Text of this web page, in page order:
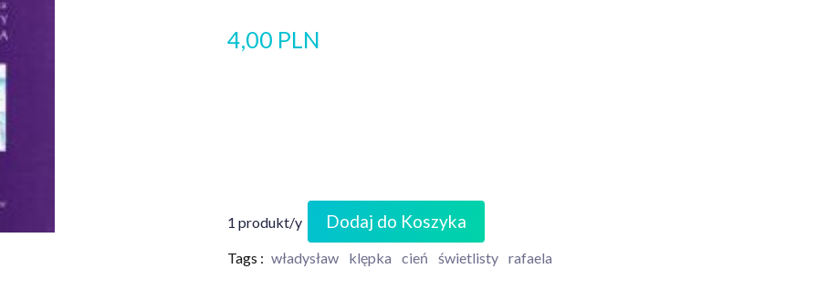
4,00 PLN
1 produkt/y Dodaj do Koszyka
Tags : władysław klępka cień świetlisty rafaela